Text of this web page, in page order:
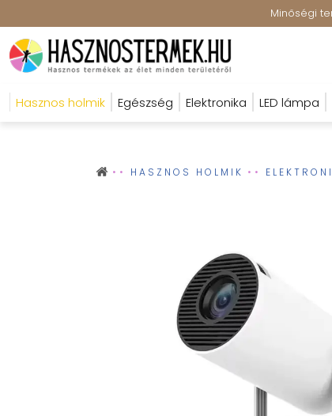
Minőségi
Hasznos holmik Egészség Elektronika LED lámpa
HASZNOS HOLMIK